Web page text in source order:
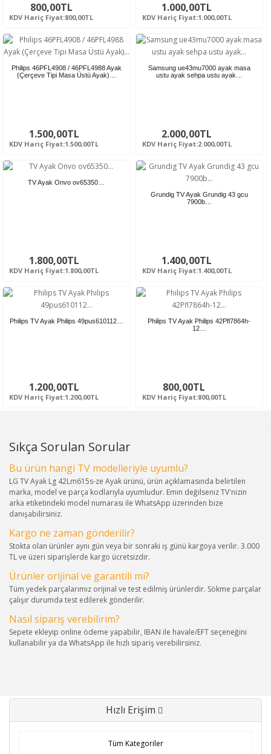
800,00TL
KDV Hariç Fiyat:800,00TL
1.000,00TL
KDV Hariç Fiyat:1.000,00TL
Philips 46PFL4908 / 46PFL4988 Ayak
(Çerçeve Tipi Masa Üstü Ayak)…
1.500,00TL
KDV Hariç Fiyat:1.500,00TL
Samsung ue43mu7000 ayak masa
ustu ayak sehpa ustu ayak…
2.000,00TL
KDV Hariç Fiyat:2.000,00TL
TV Ayak Onvo ov65350…
1.800,00TL
KDV Hariç Fiyat:1.800,00TL
Grundig TV Ayak Grundig 43 gcu
7900b…
1.400,00TL
KDV Hariç Fiyat:1.400,00TL
Philips TV Ayak Philips 49pus610112…
1.200,00TL
KDV Hariç Fiyat:1.200,00TL
Philips TV Ayak Philips 42Pfl7864h-
12…
800,00TL
KDV Hariç Fiyat:800,00TL
Sıkça Sorulan Sorular
Bu ürün hangi TV modelleriyle uyumlu?
LG TV Ayak Lg 42Lm615s-ze Ayak ürünü, ürün açıklamasında belirtilen
marka, model ve parça kodlarıyla uyumludur. Emin değilseniz TV'nizin
arka etiketindeki model numarası ile WhatsApp üzerinden bize
danışabilirsiniz.
Kargo ne zaman gönderilir?
Stokta olan ürünler aynı gün veya bir sonraki iş günü kargoya verilir. 3.000
TL ve üzeri siparişlerde kargo ücretsizdir.
Ürünler orijinal ve garantili mi?
Tüm yedek parçalarımız orijinal ve test edilmiş ürünlerdir. Sökme parçalar
çalışır durumda test edilerek gönderilir.
Nasıl sipariş verebilirim?
Sepete ekleyip online ödeme yapabilir, IBAN ile havale/EFT seçeneğini
kullanabilir ya da WhatsApp ile hızlı sipariş verebilirsiniz.
Hızlı Erişim
Tüm Kategoriler